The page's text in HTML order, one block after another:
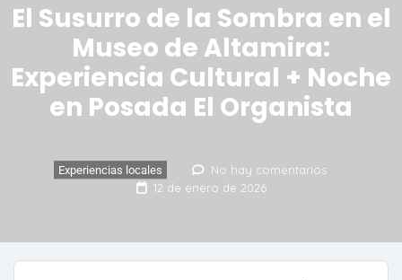
El Susurro de la Sombra en el
Museo de Altamira:
Experiencia Cultural + Noche
en Posada El Organista
Experiencias locales No hay comentarios
12 de enero de 2026